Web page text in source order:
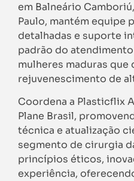
em Balneário
Paulo, mantém equipe
detalhadas e suporte
padrão do
mulheres maduras que
rejuvenescimento de
Coordena a Plasticflix
Plane Brasil,
técnica e atualização
segmento de cirurgia
princípios éticos,
experiência,